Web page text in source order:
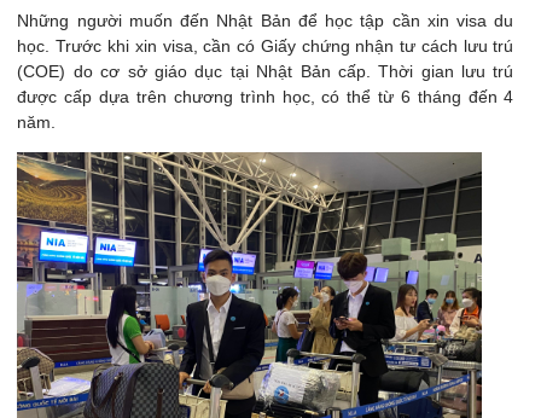
Những người muốn đến Nhật Bản để học tập cần xin visa du
học. Trước khi xin visa, cần có Giấy chứng nhận tư cách lưu trú
(COE) do cơ sở giáo dục tại Nhật Bản cấp. Thời gian lưu trú
được cấp dựa trên chương trình học, có thể từ 6 tháng đến 4
năm.